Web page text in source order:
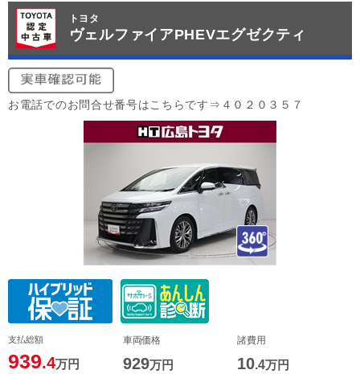
トヨタ
ヴェルファイアPHEVエグゼクティ
お電話でのお問合せ番号はこちらです⇒４０２０３５７
支払総額
939.4万円
車両価格
929万円
諸費用
10.4万円